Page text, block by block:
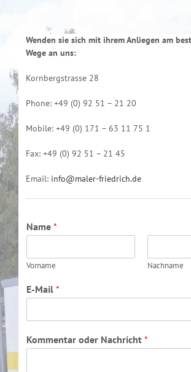
Wenden sie sich mit ihrem Anliegen am
Wege an uns:
Kornbergstrasse 28
Phone: +49 (0) 92 51 – 21 20
Mobile: +49 (0) 171 – 63 11 75 1
Fax: +49 (0) 92 51 – 21 45
Email: info@maler-friedrich.de
Name *
Vorname Nachname
E-Mail *
Kommentar oder Nachricht *